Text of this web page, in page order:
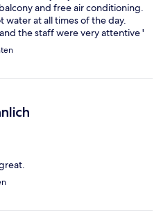
and free air conditioning.
water at all times of the day.
the staff were very attentive '
them This was a home
have stayed in Greece. We